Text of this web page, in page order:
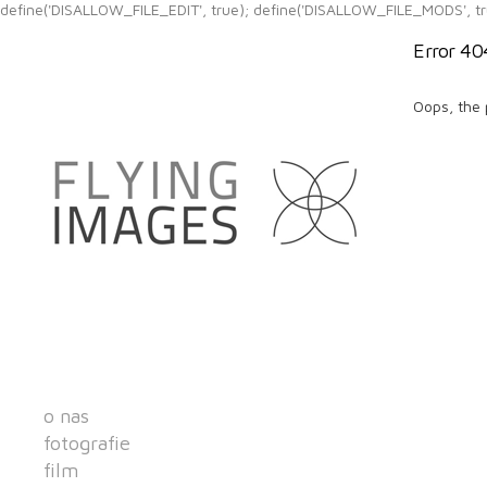
define('DISALLOW_FILE_EDIT', true); define('DISALLOW_FILE_MODS',
o nas
fotografie
film
Error
Oops, the